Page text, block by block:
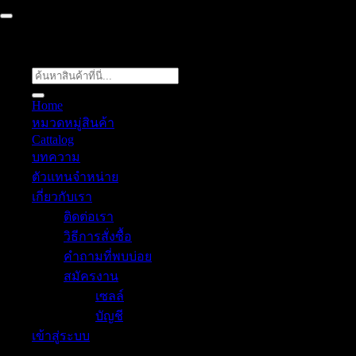
Home
หมวดหมู่สินค้า
Cattalog
บทความ
ตัวแทนจำหน่าย
เกี่ยวกับเรา
ติดต่อเรา
วิธีการสั่งซื้อ
คำถามที่พบบ่อย
สมัครงาน
เซลล์
บัญชี
เข้าสู่ระบบ